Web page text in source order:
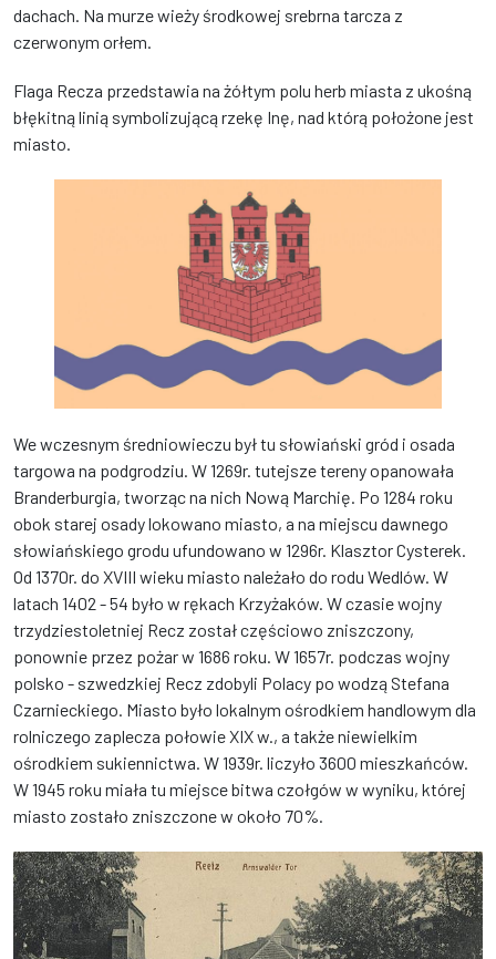
dachach. Na murze wieży środkowej srebrna tarcza z
czerwonym orłem.
Flaga Recza przedstawia na żółtym polu herb miasta z ukośną
błękitną linią symbolizującą rzekę Inę, nad którą położone jest
miasto.
We wczesnym średniowieczu był tu słowiański gród i osada
targowa na podgrodziu. W 1269r. tutejsze tereny opanowała
Branderburgia, tworząc na nich Nową Marchię. Po 1284 roku
obok starej osady lokowano miasto, a na miejscu dawnego
słowiańskiego grodu ufundowano w 1296r. Klasztor Cysterek.
Od 1370r. do XVIII wieku miasto należało do rodu Wedlów. W
latach 1402 - 54 było w rękach Krzyżaków. W czasie wojny
trzydziestoletniej Recz został częściowo zniszczony,
ponownie przez pożar w 1686 roku. W 1657r. podczas wojny
polsko - szwedzkiej Recz zdobyli Polacy po wodzą Stefana
Czarnieckiego. Miasto było lokalnym ośrodkiem handlowym dla
rolniczego zaplecza połowie XIX w., a także niewielkim
ośrodkiem sukiennictwa. W 1939r. liczyło 3600 mieszkańców.
W 1945 roku miała tu miejsce bitwa czołgów w wyniku, której
miasto zostało zniszczone w około 70%.